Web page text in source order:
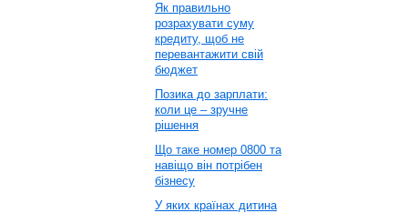
Як правильно
розрахувати суму
кредиту, щоб не
перевантажити свій
бюджет
Позика до зарплати:
коли це – зручне
рішення
Що таке номер 0800 та
навіщо він потрібен
бізнесу
У яких країнах дитина